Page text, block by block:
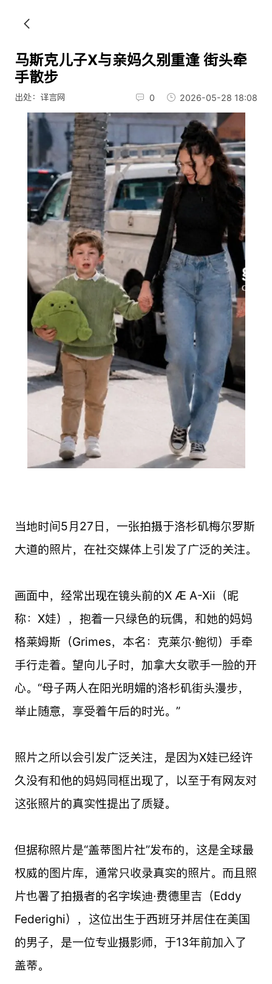
马斯克儿子X与亲妈久别重逢 街头牵
手散步
出处：译言网 0 2026-05-28 18:08
当地时间5月27日，一张拍摄于洛杉矶梅尔罗斯
大道的照片，在社交媒体上引发了广泛的关注。
画面中，经常出现在镜头前的X Æ A-Xii（昵
称：X娃），抱着一只绿色的玩偶，和她的妈妈
格莱姆斯（Grimes，本名：克莱尔·鲍彻）手牵
手行走着。望向儿子时，加拿大女歌手一脸的开
心。“母子两人在阳光明媚的洛杉矶街头漫步，
举止随意，享受着午后的时光。”
照片之所以会引发广泛关注，是因为X娃已经许
久没有和他的妈妈同框出现了，以至于有网友对
这张照片的真实性提出了质疑。
但据称照片是“盖蒂图片社”发布的，这是全球最
权威的图片库，通常只收录真实的照片。而且照
片也署了拍摄者的名字埃迪·费德里吉（Eddy
Federighi），这位出生于西班牙并居住在美国
的男子，是一位专业摄影师，于13年前加入了
盖蒂。